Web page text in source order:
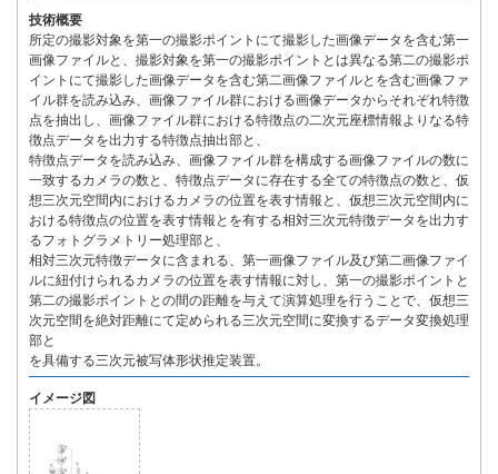
技術概要
所定の撮影対象を第一の撮影ポイントにて撮影した画像データを含む第一
画像ファイルと、撮影対象を第一の撮影ポイントとは異なる第二の撮影ポ
イントにて撮影した画像データを含む第二画像ファイルとを含む画像ファ
イル群を読み込み、画像ファイル群における画像データからそれぞれ特徴
点を抽出し、画像ファイル群における特徴点の二次元座標情報よりなる特
徴点データを出力する特徴点抽出部と、
特徴点データを読み込み、画像ファイル群を構成する画像ファイルの数に
一致するカメラの数と、特徴点データに存在する全ての特徴点の数と、仮
想三次元空間内におけるカメラの位置を表す情報と、仮想三次元空間内に
おける特徴点の位置を表す情報とを有する相対三次元特徴データを出力す
るフォトグラメトリー処理部と、
相対三次元特徴データに含まれる、第一画像ファイル及び第二画像ファイ
ルに紐付けられるカメラの位置を表す情報に対し、第一の撮影ポイントと
第二の撮影ポイントとの間の距離を与えて演算処理を行うことで、仮想三
次元空間を絶対距離にて定められる三次元空間に変換するデータ変換処理
部と
を具備する三次元被写体形状推定装置。
イメージ図